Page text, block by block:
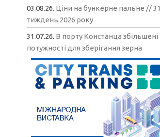
03.08.26. Ціни на бункерне пальне // 31
тиждень 2026 року
31.07.26. В порту Констанца збільшені
потужності для зберігання зерна